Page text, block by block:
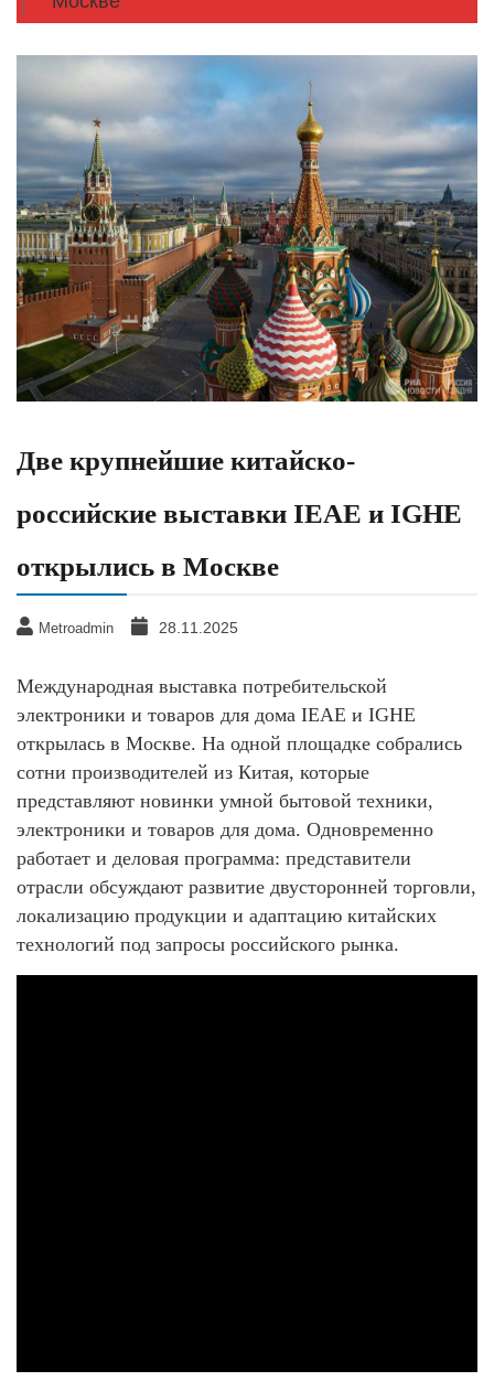
Две крупнейшие китайско-
российские выставки IEAE и IGHE
открылись в Москве
Metroadmin 28.11.2025
Международная выставка потребительской
электроники и товаров для дома IEAE и IGHE
открылась в Москве. На одной площадке собрались
сотни производителей из Китая, которые
представляют новинки умной бытовой техники,
электроники и товаров для дома. Одновременно
работает и деловая программа: представители
отрасли обсуждают развитие двусторонней торговли,
локализацию продукции и адаптацию китайских
технологий под запросы российского рынка.